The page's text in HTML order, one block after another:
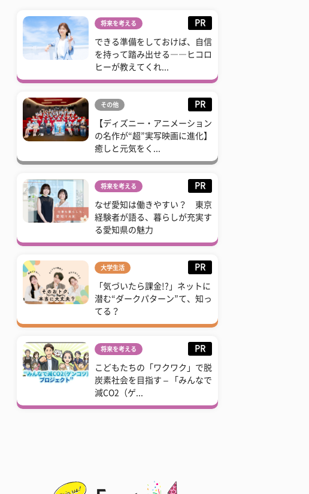
将来を考える PR
できる準備をしておけば、自信
を持って踏み出せる――ヒコロ
ヒーが教えてくれ...
その他 PR
【ディズニー・アニメーション
の名作が“超”実写映画に進化】
癒しと元気をく...
将来を考える PR
なぜ愛知は働きやすい？ 東京
経験者が語る、暮らしが充実す
る愛知県の魅力
大学生活 PR
「気づいたら課金!?」ネットに
潜む“ダークパターン”て、知っ
てる？
将来を考える PR
こどもたちの「ワクワク」で脱
炭素社会を目指す – 「みんなで
減CO2（ゲ...